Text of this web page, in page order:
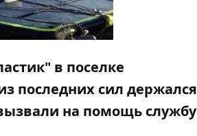
в поселке
последних сил держался
на помощь службу